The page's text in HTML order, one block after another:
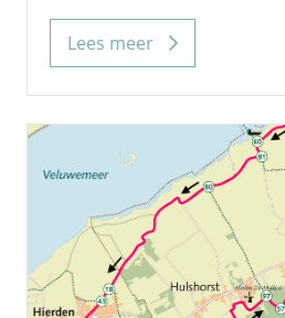
Lees meer